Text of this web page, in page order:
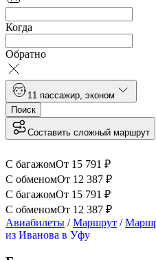
Когда
Обратно
1 1 пассажир эконом
Поиск
Составить сложный маршрут
С багажомОт 15 791 ₽
С обменомОт 12 387 ₽
С багажомОт 15 791 ₽
С обменомОт 12 387 ₽
Авиабилеты /Маршрут /
из Иванова в Уфу